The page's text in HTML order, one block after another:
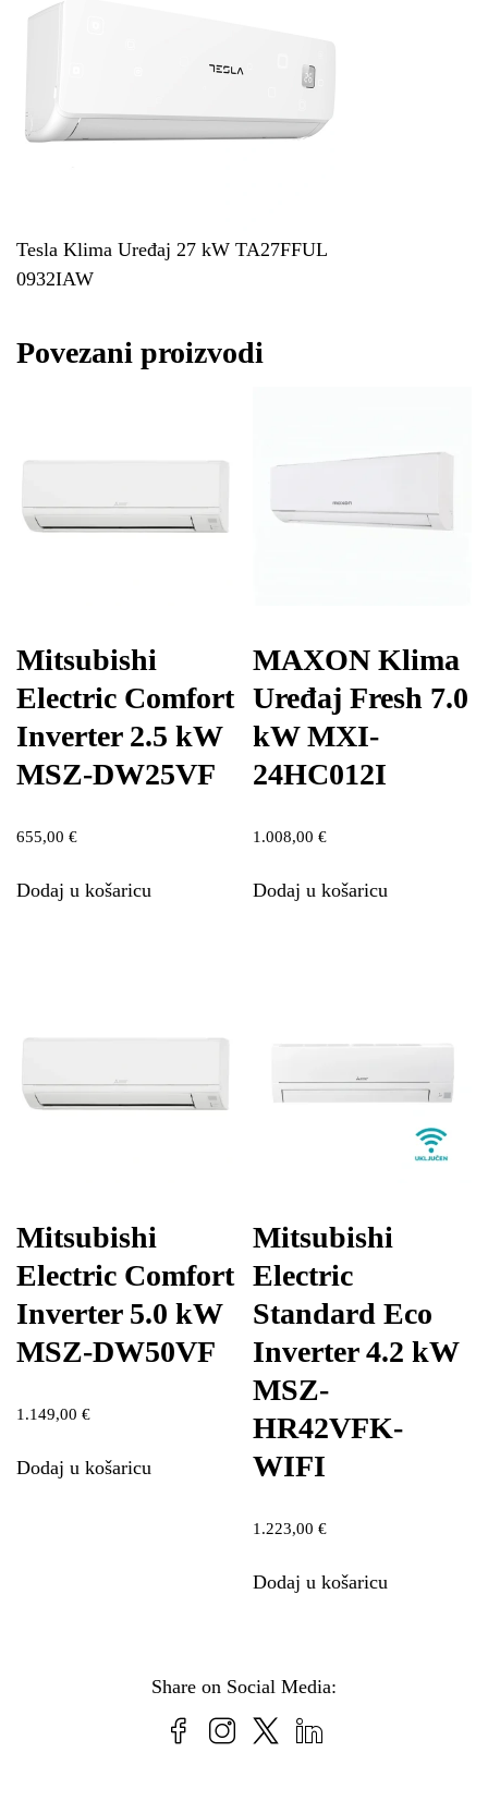
Tesla Klima Uređaj 27 kW TA27FFUL
0932IAW
Povezani proizvodi
Mitsubishi
Electric Comfort
Inverter 2.5 kW
MSZ-DW25VF
655,00 €
Dodaj u košaricu
MAXON Klima
Uređaj Fresh 7.0
kW MXI-
24HC012I
1.008,00€
Dodaj u košaricu
Mitsubishi
Electric Comfort
Inverter 5.0 kW
MSZ-DW50VF
1.149,00 €
Dodaj u košaricu
Mitsubishi
Electric
Standard Eco
Inverter 4.2 kW
MSZ-
HR42VFK-
WIFI
1.223,00€
Dodaj u košaricu
Share on Social Media: